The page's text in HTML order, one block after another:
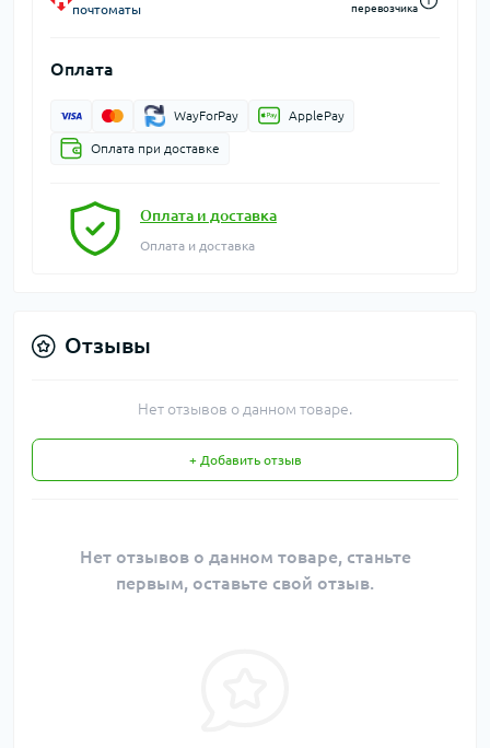
почтоматы
перевозчика
Оплата
WayForPay ApplePay
Оплата при доставке
Оплата и доставка
Оплата и доставка
Отзывы
Нет отзывов о данном товаре.
+ Добавить отзыв
Нет отзывов о данном товаре, станьте
первым, оставьте свой отзыв.